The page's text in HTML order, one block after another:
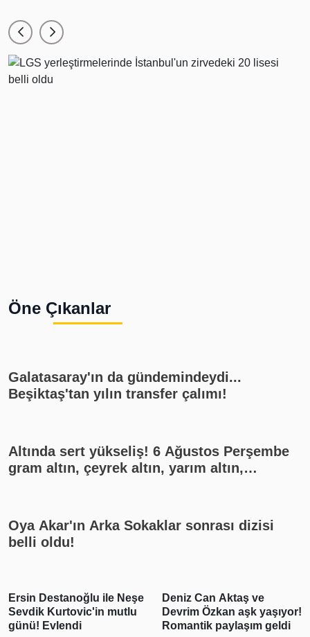
Öne Çıkanlar
Galatasaray'ın da gündemindeydi...
Beşiktaş'tan yılın transfer çalımı!
Altında sert yükseliş! 6 Ağustos Perşembe
gram altın, çeyrek altın, yarım altın,
Oya Akar'ın Arka Sokaklar sonrası dizisi
belli oldu!
Ersin Destanoğlu ile Neşe
Sevdik Kurtovic'in mutlu
günü! Evlendi
Deniz Can Aktaş ve
Devrim Özkan aşk yaşıyor!
Romantik paylaşım geldi